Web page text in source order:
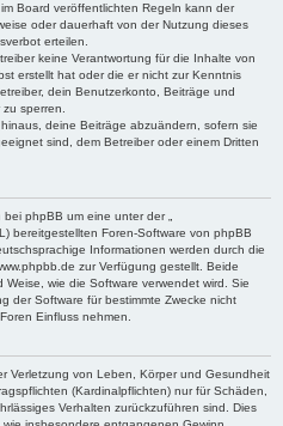
Board veröffentlichten Regeln kann der
oder dauerhaft von der Nutzung dieses
erteilen.
keine Verantwortung für die Inhalte von
erstellt hat oder die er nicht zur Kenntnis
dein Benutzerkonto, Beiträge und
sperren.
deine Beiträge abzuändern, sofern sie
sind, dem Betreiber oder einem Dritten
phpBB um eine unter der „
bereitgestellten Foren-Software von phpBB
Informationen werden durch die
zur Verfügung gestellt. Beide
wie die Software verwendet wird. Sie
der Software für bestimmte Zwecke nicht
Einfluss nehmen.
Verletzung von Leben, Körper und Gesundheit
(Kardinalpflichten) nur für Schäden,
Verhalten zurückzuführen sind. Dies